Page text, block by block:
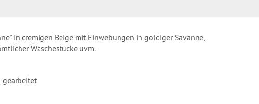
in cremigen Beige mit Einwebungen in goldiger Savanne,
Wäschestücke uvm.
gearbeitet